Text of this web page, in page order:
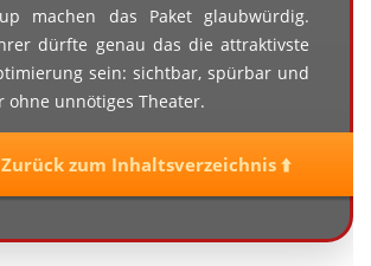
machen das Paket glaubwürdig.
dürfte genau das die attraktivste
sein: sichtbar, spürbar und
ohne unnötiges Theater.
Zurück zum Inhaltsverzeichnis ⬆️